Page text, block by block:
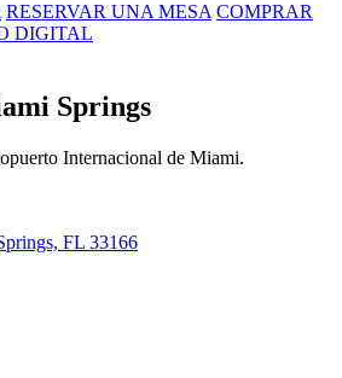
RESERVAR UNA MESA COMPRAR
DIGITAL
Springs
Internacional de Miami.
FL 33166